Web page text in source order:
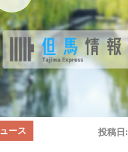
投稿日:
ース